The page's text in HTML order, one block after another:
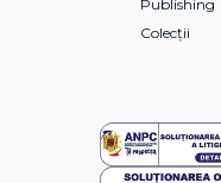
Publishing
Colecții